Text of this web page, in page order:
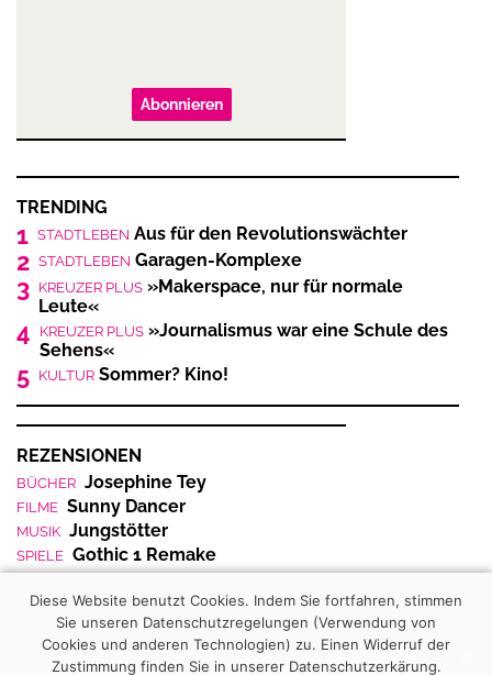
Abonnieren
TRENDING
1 STADTLEBEN Aus für den Revolutionswächter
2 STADTLEBEN Garagen-Komplexe
3 KREUZER PLUS »Makerspace, nur für normale
Leute«
4 KREUZER PLUS »Journalismus war eine Schule des
Sehens«
5 KULTUR Sommer? Kino!
REZENSIONEN
BÜCHER Josephine Tey
FILME Sunny Dancer
MUSIK Jungstötter
SPIELE Gothic 1 Remake
1995-2026– KREUZER Medien GmbH, Feinkost-
Diese Website benutzt Cookies. Indem Sie fortfahren, stimmen
Sie unseren Datenschutzregelungen (Verwendung von
Cookies und anderen Technologien) zu. Einen Widerruf der
Zustimmung finden Sie in unserer Datenschutzerkärung.